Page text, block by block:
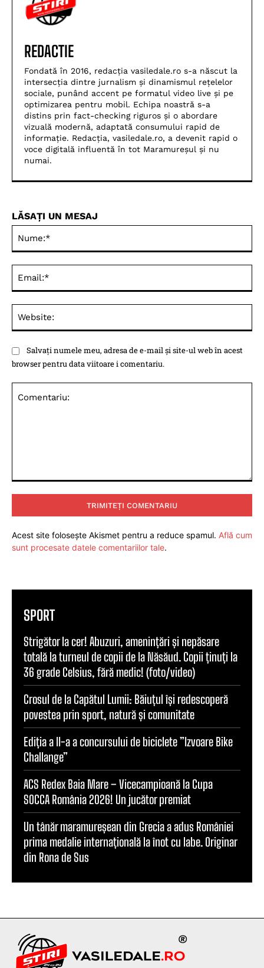
REDACTIE
Fondată în 2016, redacția vasiledale.ro s-a născut la
intersecția dintre jurnalism și dinamismul rețelelor
sociale, punând accent pe formatul video live și pe
optimizarea pentru mobil. Echipa noastră s-a
distins prin fact-checking riguros și o abordare
vizuală modernă, adaptată consumului rapid de
informație. Redacția, vasiledale.ro, a devenit rapid o
voce digitală influentă în tot Maramureșul și nu
numai.
LĂSAȚI UN MESAJ
Salvați numele meu, adresa de e-mail și site-ul web în acest
browser pentru data viitoare i comentariu.
Acest site folosește Akismet pentru a reduce spamul. Află cum
sunt procesate datele comentariilor tale.
SPORT
Strigător la cer! Abuzuri, amenințări și nepăsare
totală la turneul de copii de la Năsăud. Copii ținuți la
36 grade Celsius, fără medic! (foto/video)
Crosul de la Capătul Lumii: Băiuțul își redescoperă
povestea prin sport, natură și comunitate
Ediția a II-a a concursului de biciclete ”Izvoare Bike
Challange”
ACS Redex Baia Mare – Vicecampioană la Cupa
SOCCA România 2026! Un jucător premiat
Un tânăr maramureșean din Grecia a adus României
prima medalie internațională la înot cu labe. Originar
din Rona de Sus